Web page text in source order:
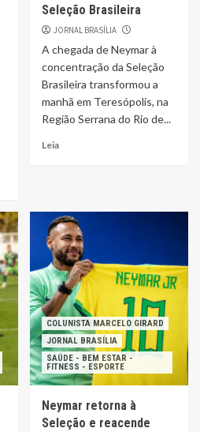
Seleção Brasileira
JORNAL BRASÍLIA
A chegada de Neymar à
concentração da Seleção
Brasileira transformou a
manhã em Teresópolis, na
Região Serrana do Rio de...
Leia
COLUNISTA MARCELO GIRARD
JORNAL BRASÍLIA
SAÚDE - BEM ESTAR -
FITNESS - ESPORTE
Neymar retorna à
Seleção e reacende